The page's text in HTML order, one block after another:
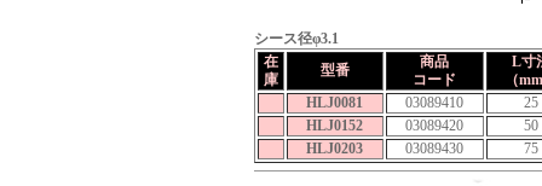
シース径φ3.1
在
庫
型番
商品
コード
L寸
（
HLJ0081
03089410
25
HLJ0152
03089420
50
HLJ0203
03089430 75